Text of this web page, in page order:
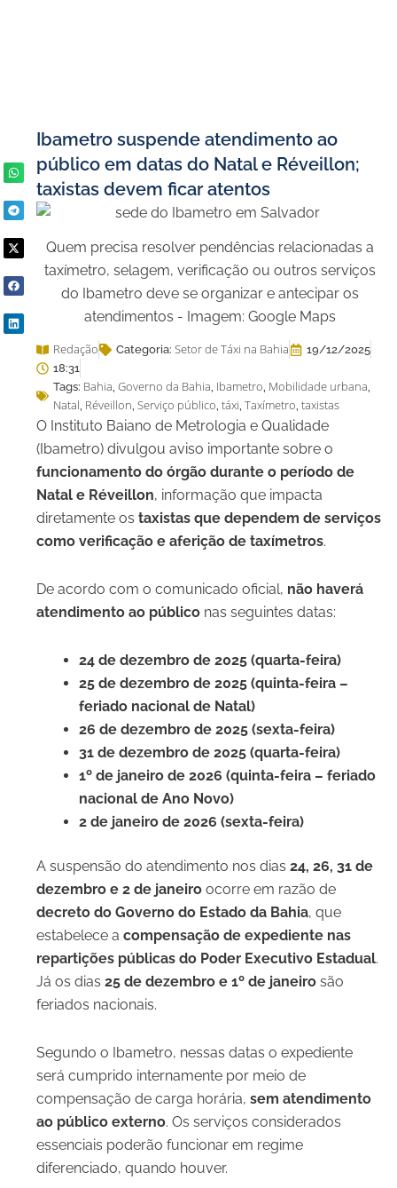
Ibametro suspende atendimento ao
público em datas do Natal e Réveillon;
taxistas devem ficar atentos
Quem precisa resolver pendências relacionadas a
taxímetro, selagem, verificação ou outros serviços
do Ibametro deve se organizar e antecipar os
atendimentos - Imagem: Google Maps
Redação Categoria:Setor de Táxi na Bahia
19/12/2025
18:31
Tags: Bahia,Governo da Bahia, Ibametro, Mobilidade urbana,
Natal, Réveillon,Serviço público,táxi,Taxímetro,taxistas
O Instituto Baiano de Metrologia e Qualidade
(Ibametro) divulgou aviso importante sobre o
funcionamento do órgão durante o período de
Natal e Réveillon, informação que impacta
diretamente ostaxistas que dependem de serviços
como verificação e aferição de taxímetros.
De acordo com o comunicado oficial, não haverá
atendimento ao público nas seguintes datas:
24 de dezembro de 2025 (quarta-feira)
25 de dezembro de 2025 (quinta-feira –
feriado nacional de Natal)
26 de dezembro de 2025 (sexta-feira)
31 de dezembro de 2025 (quarta-feira)
1º de janeiro de 2026 (quinta-feira – feriado
nacional de Ano Novo)
2 de janeiro de 2026 (sexta-feira)
A suspensão do atendimento nos dias24, 26, 31 de
dezembro e 2 de janeiro ocorre em razão de
decreto do Governo do Estado da Bahia, que
estabelece acompensação de expediente nas
repartições públicas do Poder Executivo Estadual.
Já os dias25 de dezembro e 1º de janeiro são
feriados nacionais.
Segundo o Ibametro, nessas datas o expediente
será cumprido internamente por meio de
compensação de carga horária,sem atendimento
ao público externo. Os serviços considerados
essenciais poderão funcionar em regime
diferenciado, quando houver.